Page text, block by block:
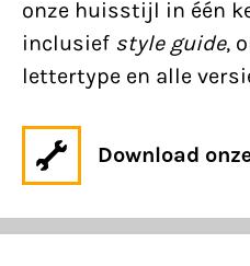
onze huisstijl in één
inclusief style guide,
lettertype en alle
Download